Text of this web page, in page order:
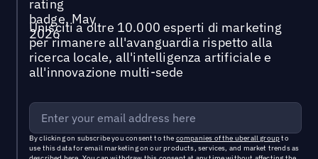
Unisciti a oltre 10.000 esperti di marketing
per rimanere all'avanguardia rispetto alla
ricerca locale, all'intelligenza artificiale e
all'innovazione multi-sede
By clicking on subscribe you consent to the companies of the uberall groupto
use this data for email marketing on our products, services, and market trends as